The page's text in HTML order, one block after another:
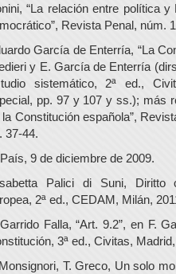
“La relación entre política
Revista Penal, núm.
García de Enterría, “La
y E. García de Enterría
sistemático, 2ª ed.,
pp. 97 y 107 y ss.); más
la Constitución española”,
37-44.
9 de diciembre de 2009.
Palici di Suni, Diritto
2ª ed., CEDAM, Milán,
Falla, “Art. 9.2”, en F.
3ª ed., Civitas,
T. Greco, Un solo